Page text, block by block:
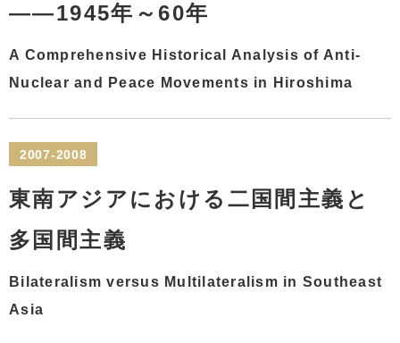
――1945年～60年
A Comprehensive Historical Analysis of Anti-
Nuclear and Peace Movements in Hiroshima
2007-2008
東南アジアにおける二国間主義と
多国間主義
Bilateralism versus Multilateralism in Southeast
Asia